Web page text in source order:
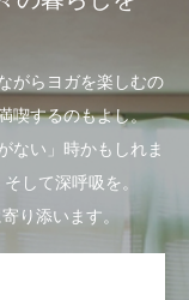
がらヨガを楽しむの
喫するのもよし。
ない」時かもしれま
して深呼吸を。
り添います。